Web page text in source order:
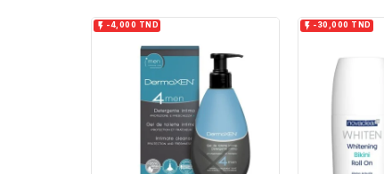
 -4,000 TND  -30,000 TND